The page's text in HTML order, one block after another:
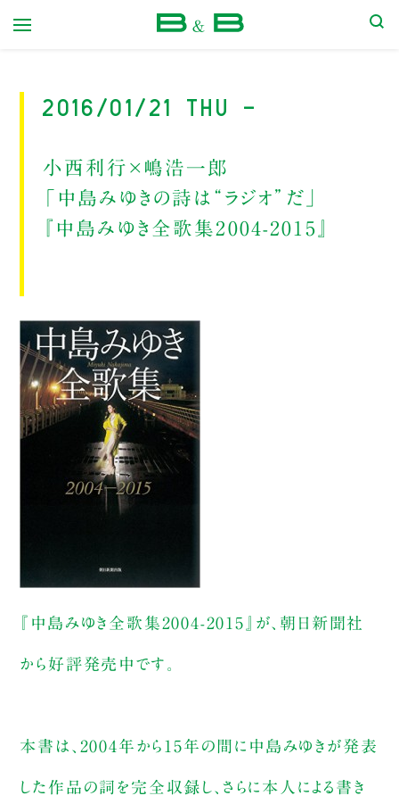
2016/01/21 Thu -
小西利行×嶋浩一郎
「中島みゆきの詩は“ラジオ”だ」
『中島みゆき全歌集2004-2015』
『中島みゆき全歌集2004-2015』が、朝日新聞社
から好評発売中です。
本書は、2004年から15年の間に中島みゆきが発表
した作品の詞を完全収録し、さらに本人による書き